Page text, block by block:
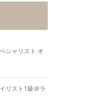
シャリスト オ
リスト1級＠ラ